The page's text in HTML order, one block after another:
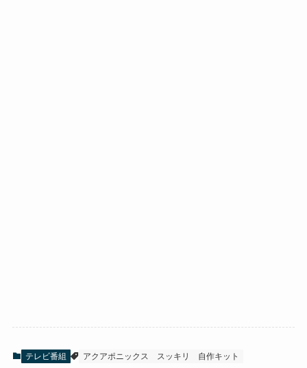
テレビ番組 アクアポニックス スッキリ 自作キット